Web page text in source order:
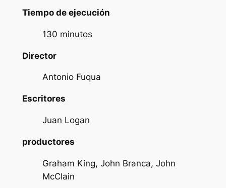
Tiempo de ejecución
130 minutos
Director
Antonio Fuqua
Escritores
Juan Logan
productores
Graham King, John Branca, John
McClain